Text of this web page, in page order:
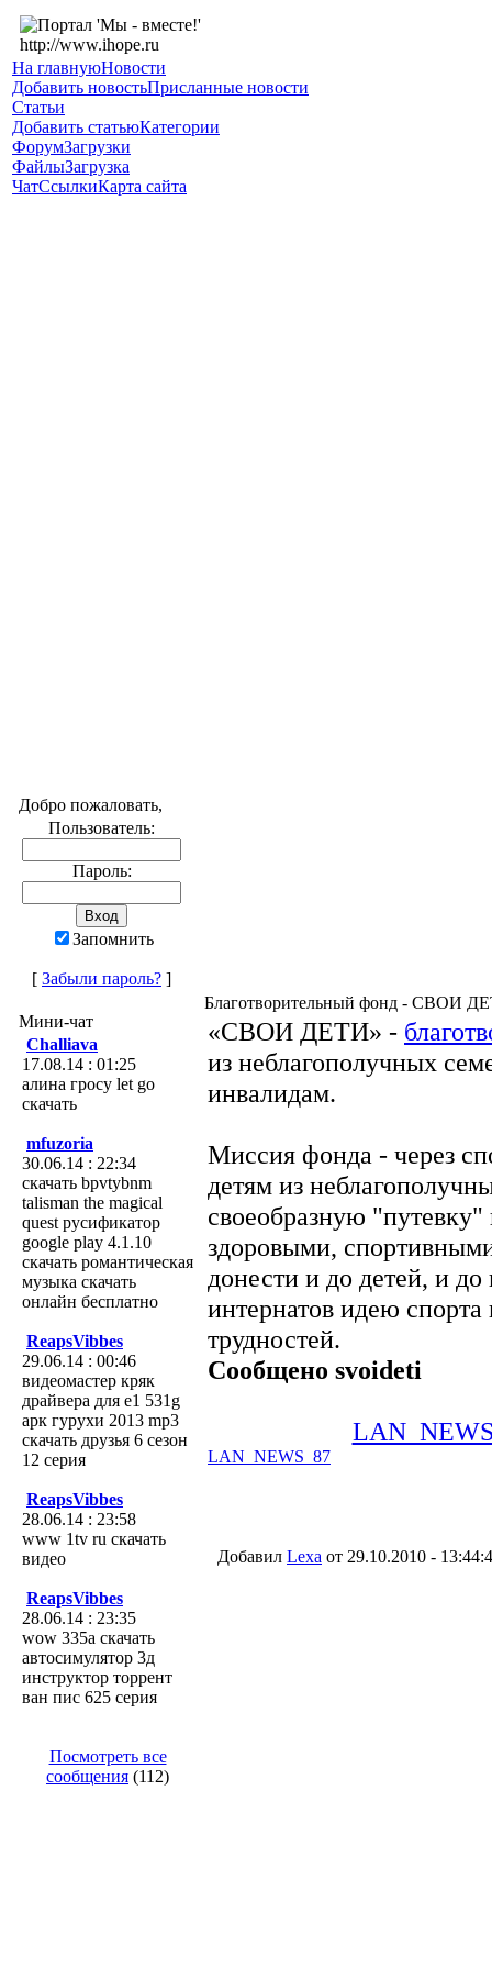
На главнуюНовости
Добавить новостьПрисланные новости
Статьи
Добавить статьюКатегории
ФорумЗагрузки
ФайлыЗагрузка
ЧатСсылкиКарта сайта
Добро пожаловать,
Пользователь:
Пароль:
Запомнить
[ Забыли пароль? ]
Мини-чат
Challiava
17.08.14 : 01:25
алина гросу let go
скачать
mfuzoria
30.06.14 : 22:34
скачать bpvtybnm
talisman the magical
quest русификатор
google play 4.1.10
скачать романтическая
музыка скачать
онлайн бесплатно
ReapsVibbes
29.06.14 : 00:46
видеомастер кряк
драйвера для e1 531g
арк гурухи 2013 mp3
скачать друзья 6 сезон
12 серия
ReapsVibbes
28.06.14 : 23:58
www 1tv ru скачать
видео
ReapsVibbes
28.06.14 : 23:35
wow 335а скачать
автосимулятор 3д
инструктор торрент
ван пис 625 серия
Посмотреть все
сообщения (112)
Благотворительный фонд - СВОИ
«СВОИ ДЕТИ» -
из неблагополучных
инвалидам.
Миссия фонда - через
детям из
своеобразную
здоровыми,
донести и до детей, и
интернатов идею
трудностей.
Сообщено svoideti
LAN_NEWS_87
Добавил Lexa от 29.10.2010 -